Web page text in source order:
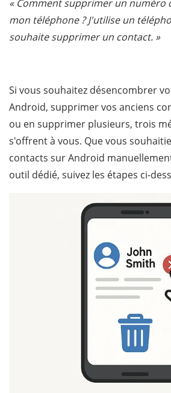
« Comment supprimer un numéro
mon téléphone ? J'utilise un
souhaite supprimer un contact. »
Si vous souhaitez désencombrer
Android, supprimer vos anciens
ou en supprimer plusieurs, trois
s'offrent à vous. Que vous
contacts sur Android
outil dédié, suivez les étapes ci-